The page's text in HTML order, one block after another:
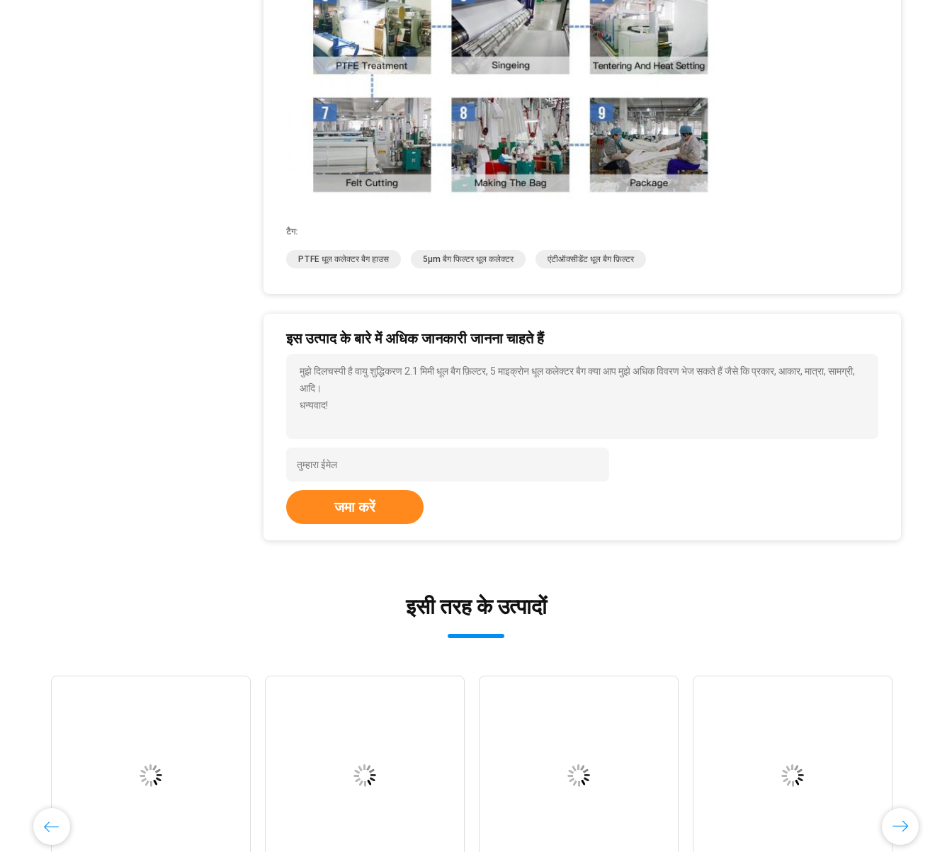
टैग:
PTFE धूल कलेक्टर बैग हाउस 5μm बैग फिल्टर धूल कलेक्टर एंटीऑक्सीडेंट धूल बैग फ़िल्टर
इस उत्पाद के बारे में अधिक जानकारी जानना चाहते हैं
मुझे दिलचस्पी है वायु शुद्धिकरण 2.1 मिमी धूल बैग फ़िल्टर, 5 माइक्रोन धूल कलेक्टर बैग क्या आप मुझे अधिक विवरण भेज सकते हैं जैसे कि प्रकार, आकार, मात्रा, सामग्री,
आदि।
धन्यवाद!
जमा करें
इसी तरह के उत्पादों